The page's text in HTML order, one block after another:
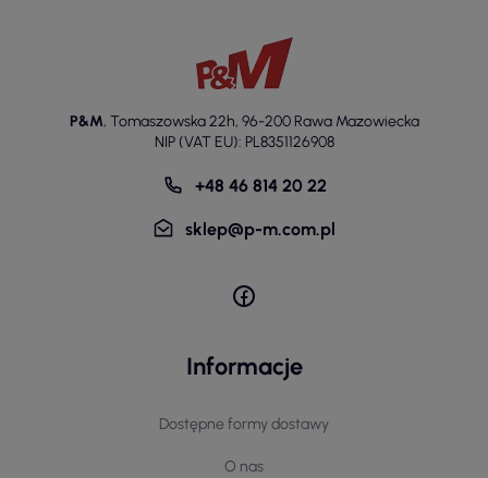
P&M, Tomaszowska 22h, 96-200 Rawa Mazowiecka
NIP (VAT EU): PL8351126908
+48 46 814 20 22
sklep@p-m.com.pl
Informacje
Dostępne formy dostawy
O nas